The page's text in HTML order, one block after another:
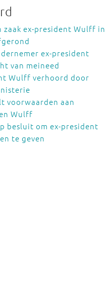
zaak ex-president Wulff in
ex-president
van meineed
Wulff verhoord door
voorwaarden aan
Wulff
besluit om ex-president
te geven